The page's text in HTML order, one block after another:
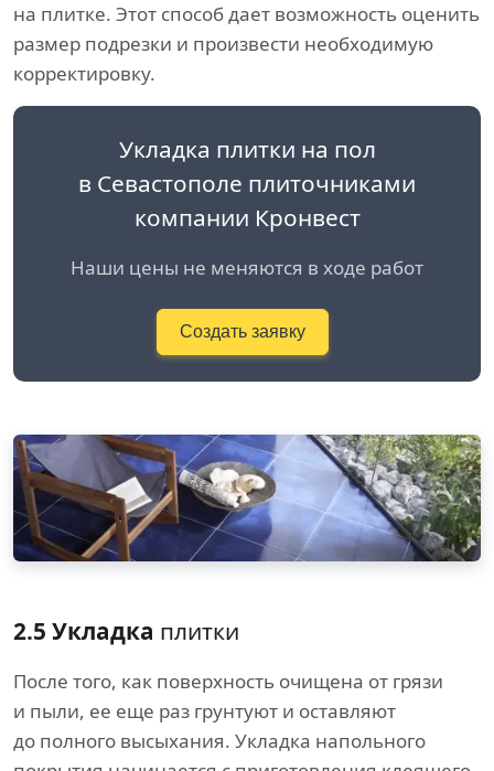
на плитке. Этот способ дает возможность оценить
размер подрезки и произвести необходимую
корректировку.
Укладка плитки на пол
в Севастополе плиточниками
компании Кронвест
Наши цены не меняются в ходе работ
Создать заявку
2.5 Укладка плитки
После того, как поверхность очищена от грязи
и пыли, ее еще раз грунтуют и оставляют
до полного высыхания. Укладка напольного